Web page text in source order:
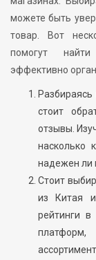
можете быть
товар. Вот
помогут
эффективно
стоит
отзывы.
насколько
надежен ли
Стоит
из Китая
рейтинги в